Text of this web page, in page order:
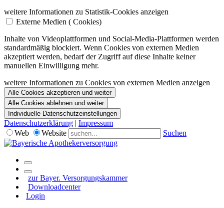
weitere Informationen zu Statistik-Cookies anzeigen
Externe Medien ( Cookies)
Inhalte von Videoplattformen und Social-Media-Plattformen werden
standardmäßig blockiert. Wenn Cookies von externen Medien
akzeptiert werden, bedarf der Zugriff auf diese Inhalte keiner
manuellen Einwilligung mehr.
weitere Informationen zu Cookies von externen Medien anzeigen
Alle Cookies akzeptieren und weiter
Alle Cookies ablehnen und weiter
Individuelle Datenschutzeinstellungen
Datenschutzerklärung | Impressum
Web
Website Suchen
zur Bayer. Versorgungskammer
Downloadcenter
Login